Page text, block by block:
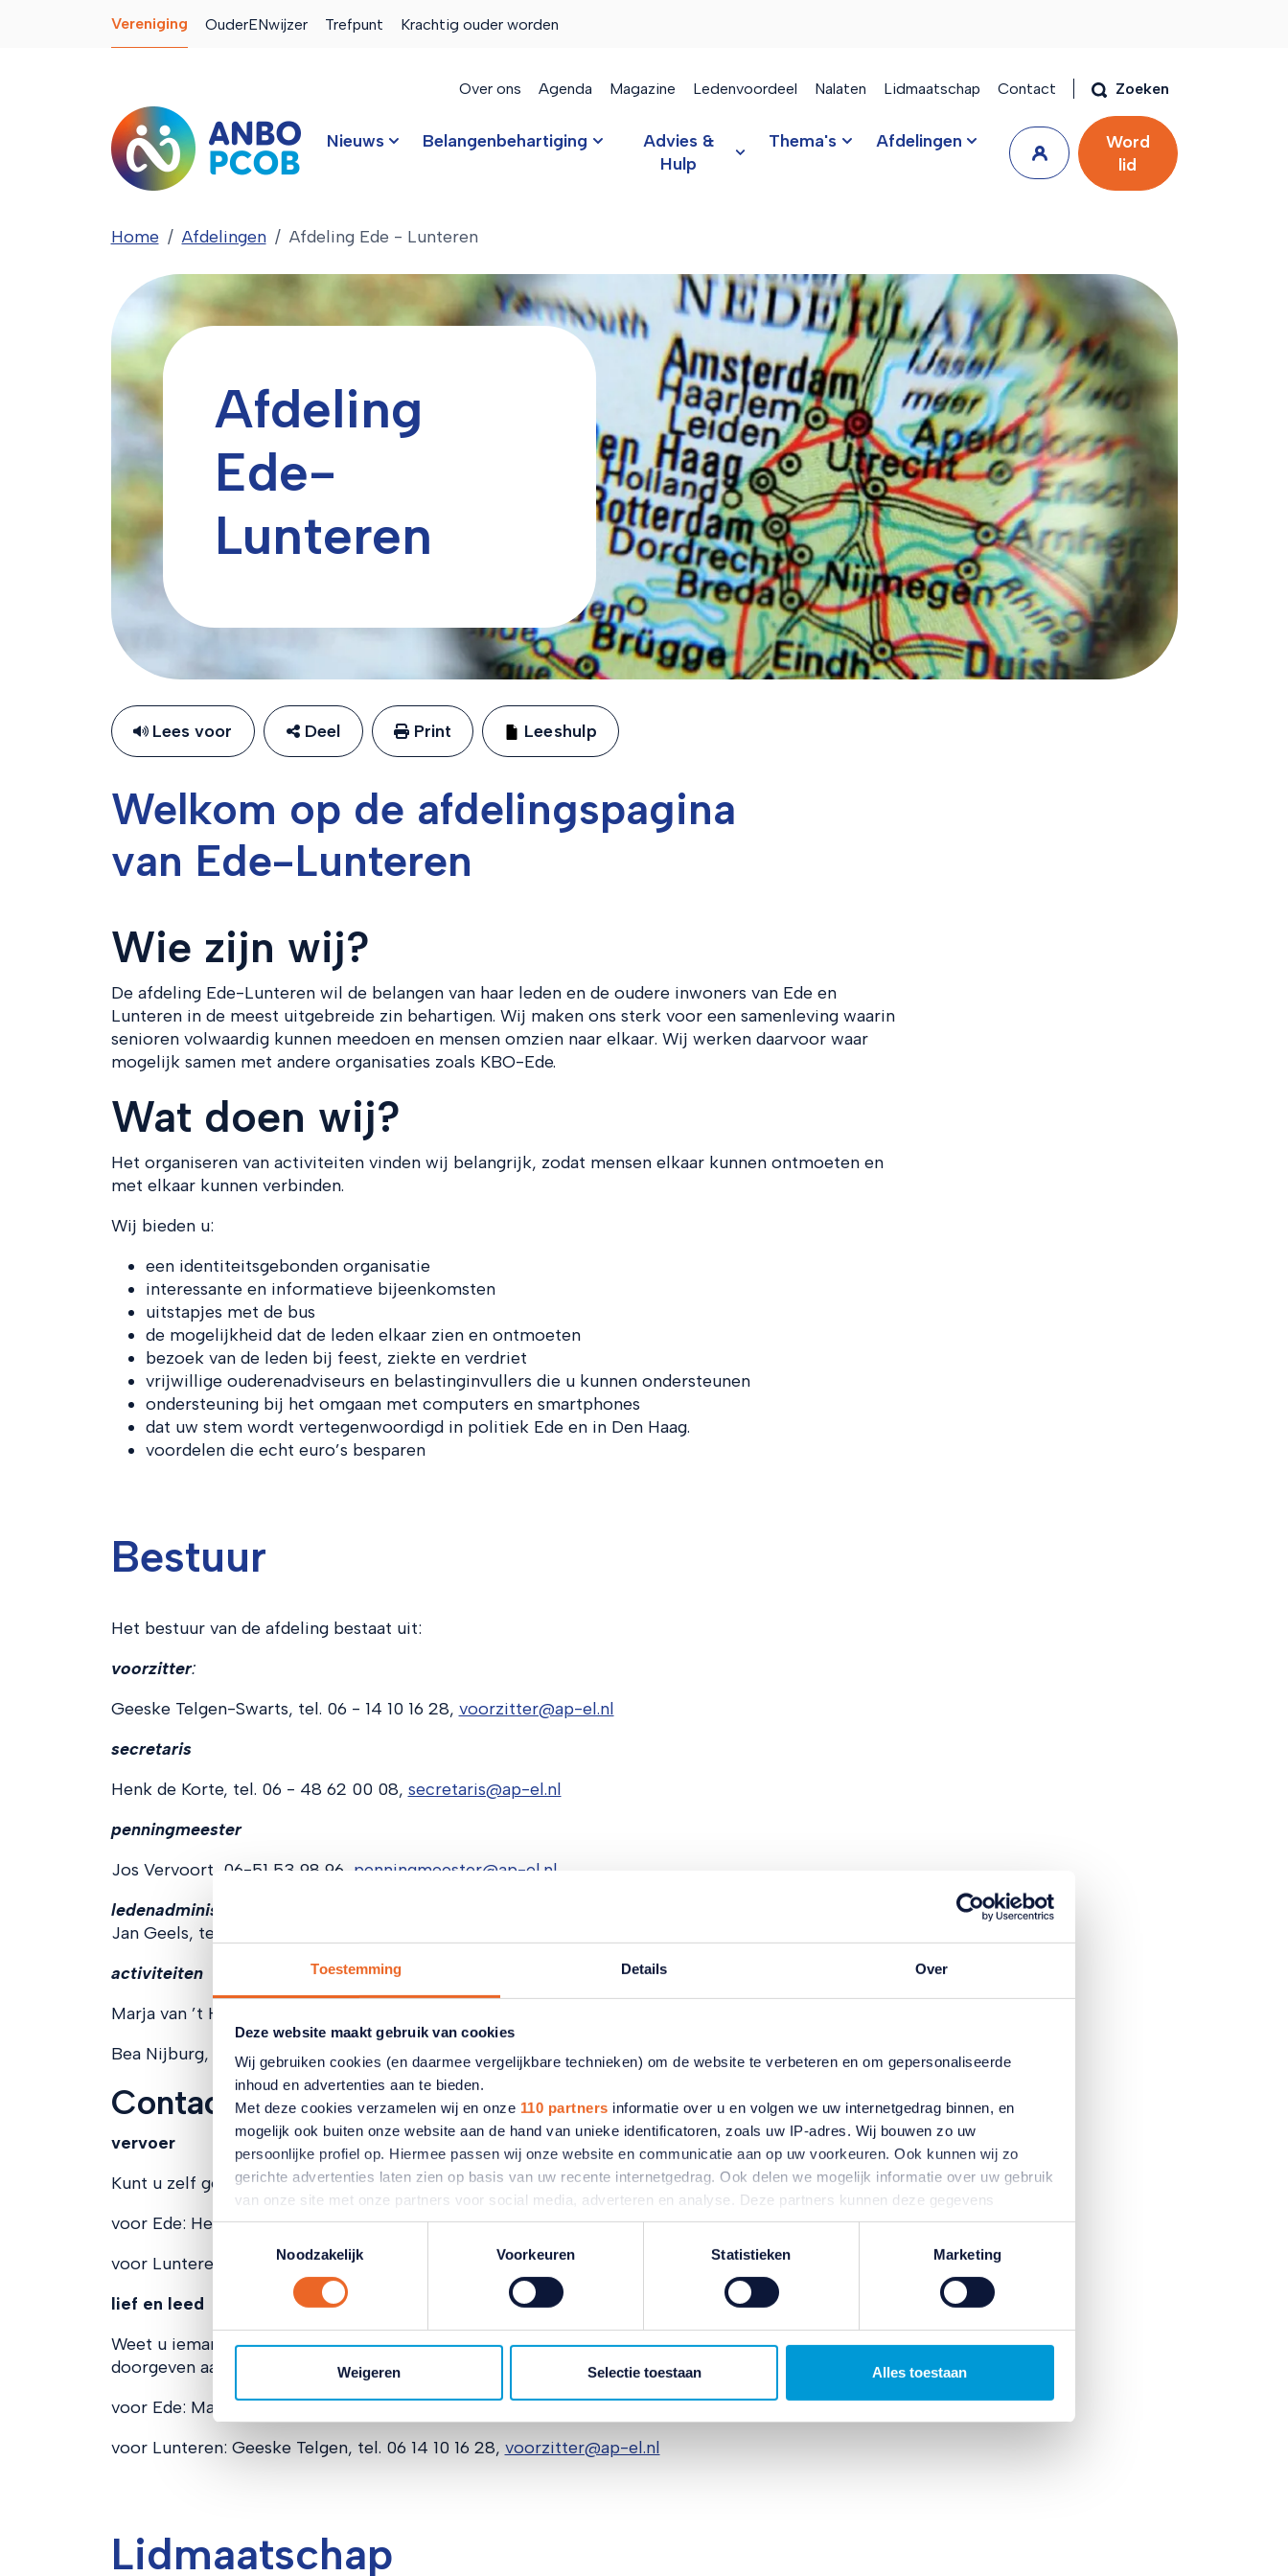
Toestemming Details Over
Deze website maakt gebruik van cookies
Wij gebruiken cookies (en daarmee vergelijkbare technieken) om de website te verbeteren en om gepersonaliseerde
inhoud en advertenties aan te bieden.
Met deze cookies verzamelen wij en onze 110 partners informatie over u en volgen we uw internetgedrag binnen, en
mogelijk ook buiten onze website aan de hand van unieke identificatoren, zoals uw IP-adres. Wij bouwen zo uw
persoonlijke profiel op. Hiermee passen wij onze website en communicatie aan op uw voorkeuren. Ook kunnen wij zo
gerichte advertenties laten zien op basis van uw recente internetgedrag. Ook delen we mogelijk informatie over uw gebruik
van onze site met onze partners voor social media, adverteren en analyse. Deze partners kunnen deze gegevens
combineren met andere informatie die u aan ze heeft verstrekt of die ze hebben verzameld op basis van uw gebruik van
hun services. Verandert u later van gedachten? U kunt uw voorkeuren aanpassen of uw toestemming intrekken door te
Lees hierover meer in ons
en cookiebeleid
Noodzakelijk
Voorkeuren Statistieken Marketing
Weigeren Selectie toestaan Alles toestaan
Vereniging OuderENwijzer Trefpunt Krachtig ouder worden
Over ons Agenda Magazine Ledenvoordeel Nalaten Lidmaatschap Contact Zoeken
Nieuws Belangenbehartiging
Advies &
Hulp
Thema's Afdelingen
Word
lid
Home Afdelingen Afdeling Ede - Lunteren
Afdeling
Ede-
Lunteren
Lees voor Deel Print Leeshulp
Welkom op de afdelingspagina
van Ede-Lunteren
Wie zijn wij?
De afdeling Ede-Lunteren wil de belangen van haar leden en de oudere inwoners van Ede en
Lunteren in de meest uitgebreide zin behartigen. Wij maken ons sterk voor een samenleving waarin
senioren volwaardig kunnen meedoen en mensen omzien naar elkaar. Wij werken daarvoor waar
mogelijk samen met andere organisaties zoals KBO-Ede.
Wat doen wij?
Het organiseren van activiteiten vinden wij belangrijk, zodat mensen elkaar kunnen ontmoeten en
met elkaar kunnen verbinden.
Wij bieden u:
een identiteitsgebonden organisatie
interessante en informatieve bijeenkomsten
uitstapjes met de bus
de mogelijkheid dat de leden elkaar zien en ontmoeten
bezoek van de leden bij feest, ziekte en verdriet
vrijwillige ouderenadviseurs en belastinginvullers die u kunnen ondersteunen
ondersteuning bij het omgaan met computers en smartphones
dat uw stem wordt vertegenwoordigd in politiek Ede en in Den Haag.
voordelen die echt euro’s besparen
Bestuur
Het bestuur van de afdeling bestaat uit:
voorzitter:
Geeske Telgen-Swarts, tel. 06 - 14 10 16 28, voorzitter@ap-el.nl
secretaris
Henk de Korte, tel. 06 - 48 62 00 08, secretaris@ap-el.nl
penningmeester
Jos Vervoort, 06-51 53 98 96, penningmeester@ap-el.nl
ledenadministratie
Jan Geels, tel. 0318- 65 57 12,
activiteiten
Marja van ’t Hoff, 0318-63 48 16,
Bea Nijburg, tel: 06-40255797,bestuurslid@ap-el.nl
Contactpersonen in Lunteren
vervoer
Kunt u zelf geen vervoer regelen naar bijeenkomsten:
voor Ede: Hermien Enserink, tel 0318 - 613401
voor Lunteren: Geeske Telgen, tel. 06 14 10 16 28,voorzitter@ap-el.nl
lief en leed
Weet u iemand met wie we kunnen meeleven, wilt u dan telefoonnummer en/of e-mailadres
doorgeven aan:
voor Ede: Marja van ’t Hoff, tel. 0318-63 48 16,activiteiten@ap-el.nl
voor Lunteren: Geeske Telgen, tel. 06 14 10 16 28, voorzitter@ap-el.nl
Lidmaatschap